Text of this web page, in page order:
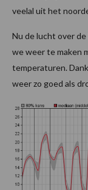
veelal uit het
Nu de lucht over
we weer te maken
temperaturen.
weer zo goed als